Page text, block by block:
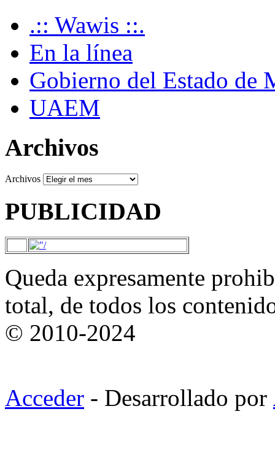
.:: Wawis ::.
En la línea
Gobierno del Estado de
UAEM
Archivos
Archivos
PUBLICIDAD
Queda expresamente
total, de todos los
© 2010-2024
Acceder - Desarrollado por